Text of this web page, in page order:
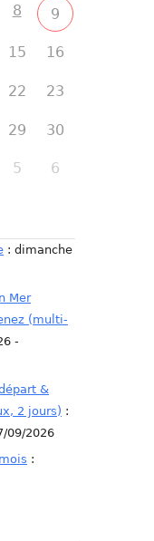
8 9
15 16
22 23
29 30
5 6
: dimanche
Mer
(multi-
-
&
2 jours) :
09/2026
: